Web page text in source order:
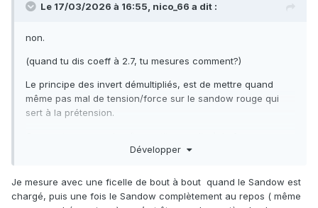
Le 17/03/2026 à 16:55, nico_66 a dit :
non.
(quand tu dis coeff à 2.7, tu mesures comment?)
Le principe des invert démultipliés, est de mettre quand
même pas mal de tension/force sur le sandow rouge qui
sert à la prétension.
nécessaire au chargement du sandow de pretension est
dynema sur ta flèche). Par exemple, Roisub qui a été un peu
le précurseur, mettait des sandows de 21mm raides comme
Développer
Je mesure avec une ficelle de bout à bout quand le Sandow est
chargé, puis une fois le Sandow complètement au repos ( même